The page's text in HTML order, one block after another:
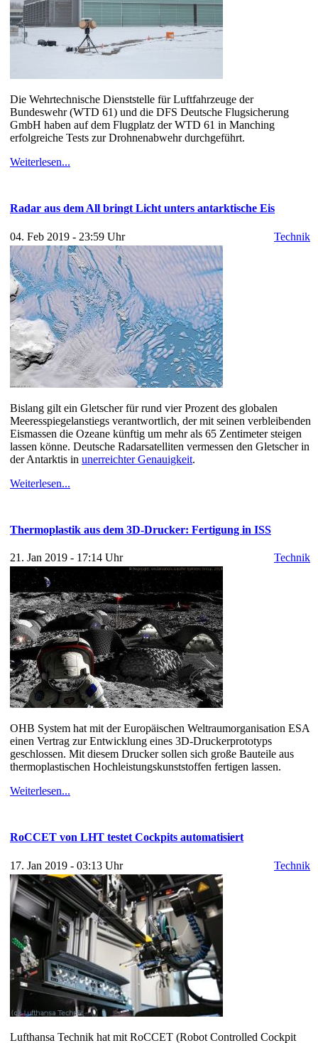
Die Wehrtechnische Dienststelle für Luftfahrzeuge der
Bundeswehr (WTD 61) und die DFS Deutsche Flugsicherung
GmbH haben auf dem Flugplatz der WTD 61 in Manching
erfolgreiche Tests zur Drohnenabwehr durchgeführt.
Weiterlesen...
Radar aus dem All bringt Licht unters antarktische Eis
04. Feb 2019 - 23:59 Uhr Technik
Bislang gilt ein Gletscher für rund vier Prozent des globalen
Meeresspiegelanstiegs verantwortlich, der mit seinen verbleibenden
Eismassen die Ozeane künftig um mehr als 65 Zentimeter steigen
lassen könne. Deutsche Radarsatelliten vermessen den Gletscher in
der Antarktis in unerreichter Genauigkeit.
Weiterlesen...
Thermoplastik aus dem 3D-Drucker: Fertigung in ISS
21. Jan 2019 - 17:14 Uhr Technik
OHB System hat mit der Europäischen Weltraumorganisation ESA
einen Vertrag zur Entwicklung eines 3D-Druckerprototyps
geschlossen. Mit diesem Drucker sollen sich große Bauteile aus
thermoplastischen Hochleistungskunststoffen fertigen lassen.
Weiterlesen...
RoCCET von LHT testet Cockpits automatisiert
17. Jan 2019 - 03:13 Uhr Technik
Lufthansa Technik hat mit RoCCET (Robot Controlled Cockpit